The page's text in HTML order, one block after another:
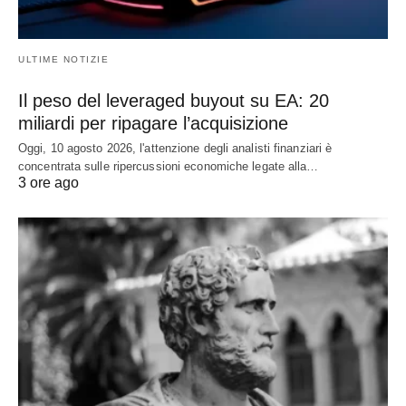
ULTIME NOTIZIE
Il peso del leveraged buyout su EA: 20
miliardi per ripagare l’acquisizione
Oggi, 10 agosto 2026, l'attenzione degli analisti finanziari è
concentrata sulle ripercussioni economiche legate alla…
3 ore ago